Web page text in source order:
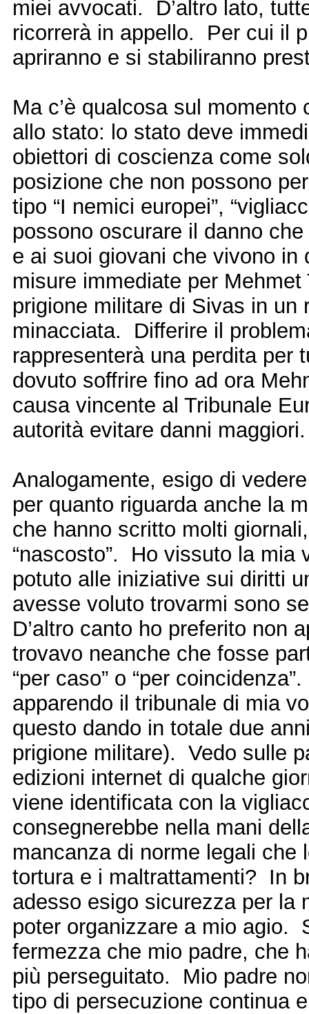
miei avvocati. D’altro lato,
ricorrerà in appello. Per cui il
apriranno e si stabiliranno
Ma c’è qualcosa sul
allo stato: lo stato deve
obiettori di coscienza come
posizione che non possono
tipo “I nemici europei”,
possono oscurare il danno
e ai suoi giovani che vivono
misure immediate per
prigione militare di Sivas in
minacciata. Differire il
rappresenterà una perdita per
dovuto soffrire fino ad ora
causa vincente al Tribunale
autorità evitare danni maggiori.
Analogamente, esigo di
per quanto riguarda anche la
che hanno scritto molti
“nascosto”. Ho vissuto la mia
potuto alle iniziative sui diritti
avesse voluto trovarmi sono
D’altro canto ho preferito non
trovavo neanche che fosse
“per caso” o “per
apparendo il tribunale di mia
questo dando in totale due
prigione militare). Vedo sulle
edizioni internet di qualche
viene identificata con la
consegnerebbe nella mani
mancanza di norme legali che
tortura e i maltrattamenti? In
adesso esigo sicurezza per la
poter organizzare a mio agio.
fermezza che mio padre, che
più perseguitato. Mio padre
tipo di persecuzione continua